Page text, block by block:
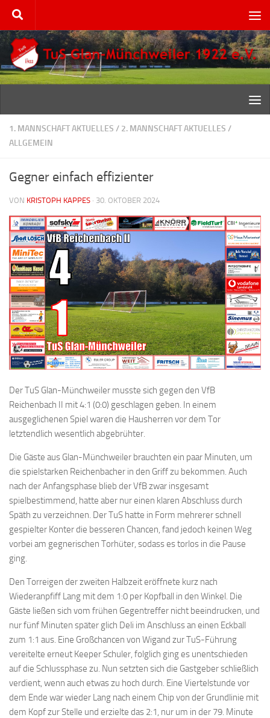
Zum Inhalt springen
1. MANNSCHAFT AKTUELLES / 2. MANNSCHAFT AKTUELLES /
ALLGEMEIN
Gegner einfach effizienter
VON KRISTOPH KAPPES · 30. OKTOBER 2024
Der TuS Glan-Münchweiler musste sich gegen den VfB
Reichenbach II mit 4:1 (0:0) geschlagen geben. In einem
ausgeglichenen Spiel waren die Hausherren vor dem Tor
letztendlich wesentlich abgebrühter.
Die Gäste aus Glan-Münchweiler brauchten ein paar Minuten, um
die spielstarken Reichenbacher in den Griff zu bekommen. Auch
nach der Anfangsphase blieb der VfB zwar insgesamt
spielbestimmend, hatte aber nur einen klaren Abschluss durch
Späth zu verzeichnen. Der TuS hatte in Form mehrerer schnell
gespielter Konter die besseren Chancen, fand jedoch keinen Weg
vorbei am gegnerischen Torhüter, sodass es torlos in die Pause
ging.
Den Torreigen der zweiten Halbzeit eröffnete kurz nach
Wiederanpfiff Lang mit dem 1:0 per Kopfball in den Winkel. Die
Gäste ließen sich vom frühen Gegentreffer nicht beeindrucken, und
nur fünf Minuten später glich Deli im Anschluss an einen Eckball
zum 1:1 aus. Eine Großchancen von Wigand zur TuS-Führung
vereitelte erneut Keeper Schuler, folglich ging es unentschieden
auf die Schlussphase zu. Nun setzten sich die Gastgeber schließlich
verdient, wenn auch etwas zu hoch durch. Eine Viertelstunde vor
dem Ende war wieder Lang nach einem Chip von der Grundlinie mit
dem Kopf zur Stelle und erzielte das 2:1, nur um in der 79. Minute